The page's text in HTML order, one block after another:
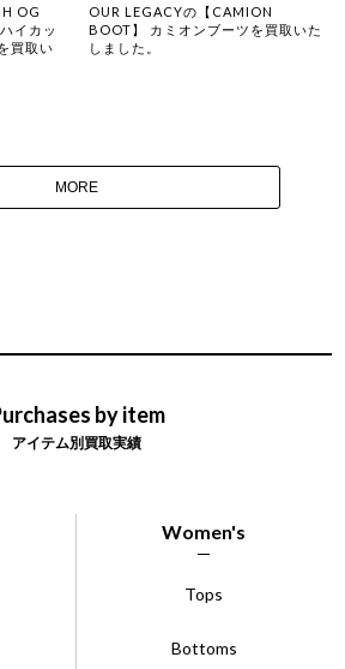
OG
イカッ
買取い
OUR LEGACYの【CAMION
BOOT】 カミオンブーツを買取いた
しました。
MORE
by item
アイテム別買取実績
Women's
Tops
Bottoms